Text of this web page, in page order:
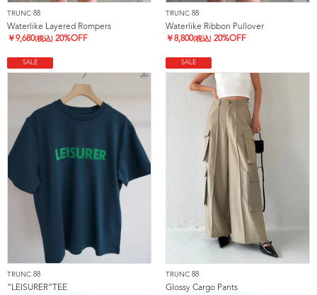
TRUNC 88
Waterlike Layered Rompers
￥9,680(税込) 20%OFF
TRUNC 88
Waterlike Ribbon Pullover
￥8,800(税込) 20%OFF
SALE
TRUNC 88
”LEISURER”TEE
SALE
TRUNC 88
Glossy Cargo Pants